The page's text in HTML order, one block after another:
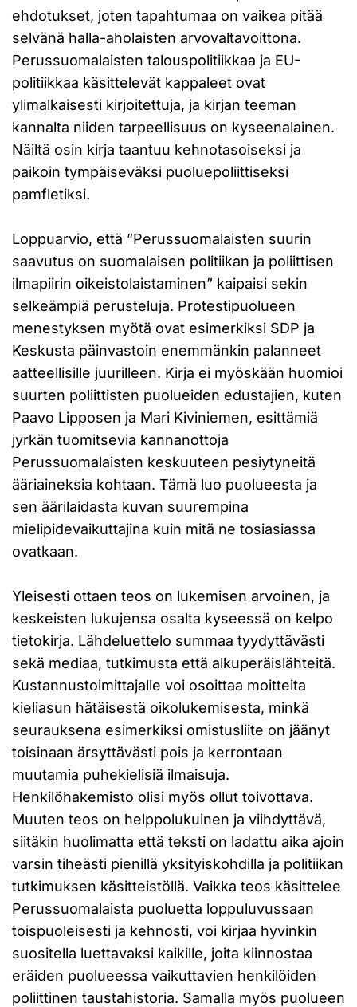
ehdotukset, joten tapahtumaa on vaikea pitää
selvänä halla-aholaisten arvovaltavoittona.
Perussuomalaisten talouspolitiikkaa ja EU-
politiikkaa käsittelevät kappaleet ovat
ylimalkaisesti kirjoitettuja, ja kirjan teeman
kannalta niiden tarpeellisuus on kyseenalainen.
Näiltä osin kirja taantuu kehnotasoiseksi ja
paikoin tympäiseväksi puoluepoliittiseksi
pamfletiksi.
Loppuarvio, että ”Perussuomalaisten suurin
saavutus on suomalaisen politiikan ja poliittisen
ilmapiirin oikeistolaistaminen” kaipaisi sekin
selkeämpiä perusteluja. Protestipuolueen
menestyksen myötä ovat esimerkiksi SDP ja
Keskusta päinvastoin enemmänkin palanneet
aatteellisille juurilleen. Kirja ei myöskään huomioi
suurten poliittisten puolueiden edustajien, kuten
Paavo Lipposen ja Mari Kiviniemen, esittämiä
jyrkän tuomitsevia kannanottoja
Perussuomalaisten keskuuteen pesiytyneitä
ääriaineksia kohtaan. Tämä luo puolueesta ja
sen äärilaidasta kuvan suurempina
mielipidevaikuttajina kuin mitä ne tosiasiassa
ovatkaan.
Yleisesti ottaen teos on lukemisen arvoinen, ja
keskeisten lukujensa osalta kyseessä on kelpo
tietokirja. Lähdeluettelo summaa tyydyttävästi
sekä mediaa, tutkimusta että alkuperäislähteitä.
Kustannustoimittajalle voi osoittaa moitteita
kieliasun hätäisestä oikolukemisesta, minkä
seurauksena esimerkiksi omistusliite on jäänyt
toisinaan ärsyttävästi pois ja kerrontaan
muutamia puhekielisiä ilmaisuja.
Henkilöhakemisto olisi myös ollut toivottava.
Muuten teos on helppolukuinen ja viihdyttävä,
siitäkin huolimatta että teksti on ladattu aika ajoin
varsin tiheästi pienillä yksityiskohdilla ja politiikan
tutkimuksen käsitteistöllä. Vaikka teos käsittelee
Perussuomalaista puoluetta loppuluvussaan
toispuoleisesti ja kehnosti, voi kirjaa hyvinkin
suositella luettavaksi kaikille, joita kiinnostaa
eräiden puolueessa vaikuttavien henkilöiden
poliittinen taustahistoria. Samalla myös puolueen